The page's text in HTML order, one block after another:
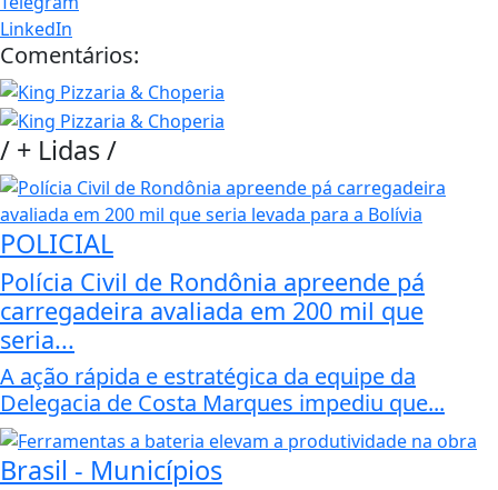
LinkedIn
Comentários:
/ + Lidas/
POLICIAL
Polícia Civil de Rondônia apreende pá
carregadeira avaliada em 200 mil que
seria...
A ação rápida e estratégica da equipe da
Delegacia de Costa Marques impediu que...
Brasil - Municípios